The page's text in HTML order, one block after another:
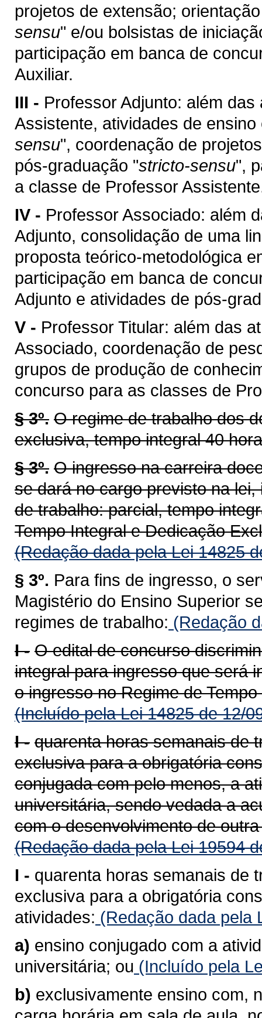
projetos de extensão;
sensu" e/ou bolsistas de
participação em banca de
Auxiliar.
III - Professor Adjunto: além
Assistente, atividades de
sensu", coordenação de
pós-graduação "stricto-sensu",
a classe de Professor
IV - Professor Associado: além
Adjunto, consolidação de uma
proposta teórico-metodológica
participação em banca de
Adjunto e atividades de pós-
V - Professor Titular: além das
Associado, coordenação de
grupos de produção de
concurso para as classes de
§ 3º. O regime de trabalho dos
exclusiva, tempo integral 40
§ 3º. O ingresso na carreira
se dará no cargo previsto na
de trabalho: parcial, tempo
Tempo Integral e Dedicação
(Redação dada pela Lei 14825
§ 3º. Para fins de ingresso, o
Magistério do Ensino Superior
regimes de trabalho: (Redação
I - O edital de concurso
integral para ingresso que será
o ingresso no Regime de
(Incluído pela Lei 14825 de 12/
I - quarenta horas semanais de
exclusiva para a obrigatória
conjugada com pelo menos, a
universitária, sendo vedada a
com o desenvolvimento de
(Redação dada pela Lei 19594
I - quarenta horas semanais de
exclusiva para a obrigatória
atividades: (Redação dada pela
a) ensino conjugado com a
universitária; ou (Incluído pela
b) exclusivamente ensino com,